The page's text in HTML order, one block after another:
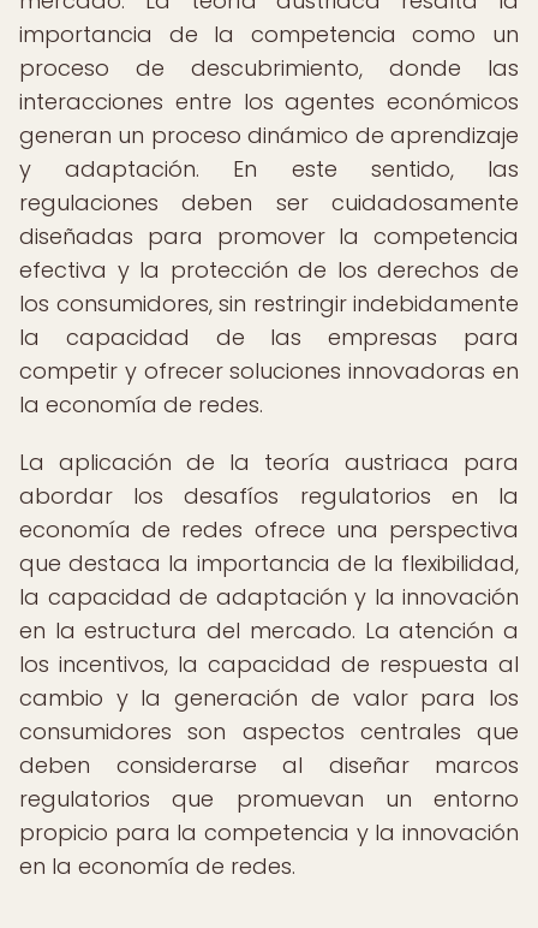
importancia de la competencia como un
proceso de descubrimiento, donde las
interacciones entre los agentes económicos
generan un proceso dinámico de aprendizaje
y adaptación. En este sentido, las
regulaciones deben ser cuidadosamente
diseñadas para promover la competencia
efectiva y la protección de los derechos de
los consumidores, sin restringir indebidamente
la capacidad de las empresas para
competir y ofrecer soluciones innovadoras en
la economía de redes.
La aplicación de la teoría austriaca para
abordar los desafíos regulatorios en la
economía de redes ofrece una perspectiva
que destaca la importancia de la flexibilidad,
la capacidad de adaptación y la innovación
en la estructura del mercado. La atención a
los incentivos, la capacidad de respuesta al
cambio y la generación de valor para los
consumidores son aspectos centrales que
deben considerarse al diseñar marcos
regulatorios que promuevan un entorno
propicio para la competencia y la innovación
en la economía de redes.